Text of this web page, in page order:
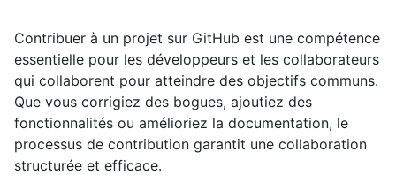
Contribuer à un projet sur GitHub est une compétence
essentielle pour les développeurs et les collaborateurs
qui collaborent pour atteindre des objectifs communs.
Que vous corrigiez des bogues, ajoutiez des
fonctionnalités ou amélioriez la documentation, le
processus de contribution garantit une collaboration
structurée et efficace.